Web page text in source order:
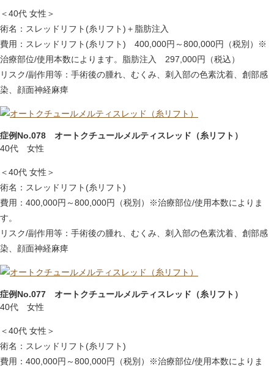
＜40代 女性＞
術名：スレッドリフト(糸リフト)＋脂肪注入
費用：スレッドリフト(糸リフト) 400,000円～800,000円（税別）※
治療部位/使用本数によります。脂肪注入 297,000円（税込）
リスク/副作用等：手術後の腫れ、むくみ、刺入部の色素沈着、創部感
染、顔面神経麻痺
症例No.078 オートクチュールメルティスレッド（糸リフト）
40代 女性
＜40代 女性＞
術名：スレッドリフト(糸リフト)
費用：400,000円～800,000円（税別）※治療部位/使用本数によりま
す。
リスク/副作用等：手術後の腫れ、むくみ、刺入部の色素沈着、創部感
染、顔面神経麻痺
症例No.077 オートクチュールメルティスレッド（糸リフト）
40代 女性
＜40代 女性＞
術名：スレッドリフト(糸リフト)
費用：400,000円～800,000円（税別）※治療部位/使用本数によりま